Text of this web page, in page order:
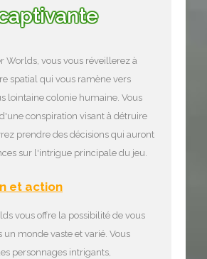
Worlds, vous vous réveillerez à
spatial qui vous ramène vers
lointaine colonie humaine. Vous
conspiration visant à détruire
prendre des décisions qui auront
sur l'intrigue principale du jeu.
et action
vous offre la possibilité de vous
un monde vaste et varié. Vous
personnages intrigants,